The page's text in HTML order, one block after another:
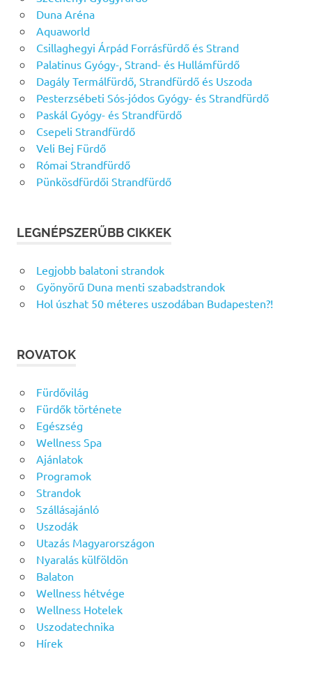
Duna Aréna
Aquaworld
Csillaghegyi Árpád Forrásfürdő és Strand
Palatinus Gyógy-, Strand- és Hullámfürdő
Dagály Termálfürdő, Strandfürdő és Uszoda
Pesterzsébeti Sós-jódos Gyógy- és Strandfürdő
Paskál Gyógy- és Strandfürdő
Csepeli Strandfürdő
Veli Bej Fürdő
Római Strandfürdő
Pünkösdfürdői Strandfürdő
LEGNÉPSZERŰBB CIKKEK
Legjobb balatoni strandok
Gyönyörű Duna menti szabadstrandok
Hol úszhat 50 méteres uszodában Budapesten?!
ROVATOK
Fürdővilág
Fürdők története
Egészség
Wellness Spa
Ajánlatok
Programok
Strandok
Szállásajánló
Uszodák
Utazás Magyarországon
Nyaralás külföldön
Balaton
Wellness hétvége
Wellness Hotelek
Uszodatechnika
Hírek